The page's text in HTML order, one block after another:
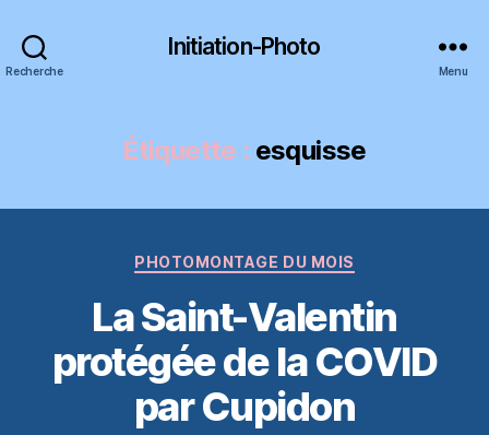
Recherche
Initiation-Photo
Menu
Étiquette : esquisse
Catégories
PHOTOMONTAGE DU MOIS
La Saint-Valentin
protégée de la COVID
par Cupidon